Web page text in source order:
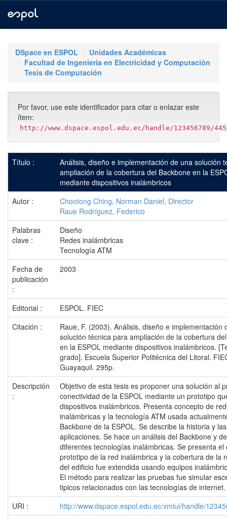
navigationDSpace en ESPOL
Unidades Académicas
Facultad de Ingeniería en Electricidad y Computación
Tesis de Computación
Por favor, use este identificador para citar o enlazar este
ítem:
http://www.dspace.espol.edu.ec/handle/123456789/
Título :
Análisis, diseño e implementación de una solución
ampliación de la cobertura del Backbone en la
mediante dispositivos inalámbricos
Autor :
Chootong Ching, Norman Daniel, Director
Raue Rodríguez, Federico
Palabras
clave :
Diseño
Redes inalámbricas
Tecnología ATM
Fecha de
publicación
:
2003
Editorial :
ESPOL. FIEC
Citación :
Raue, F. (2003). Análisis, diseño e implementación
solución técnica para ampliación de la cobertura
en la ESPOL mediante dispositivos inalámbricos.
grado]. Escuela Superior Politécnica del Litoral.
Guayaquil. 295p.
Descripción
:
Objetivo de esta tesis es proponer una solución al
conectividad de la ESPOL mediante un prototipo
dispositivos inalámbricos. Presenta concepto de
inalámbricas y la tecnología ATM usada
Backbone de la ESPOL. Se describe la historia y
aplicaciones. Se hace un análisis del Backbone y
diferentes tecnologías inalámbricas. Se presenta el
prototipo de la red inalámbrica y la cobertura de la
del edificio fue extendida usando equipos
El método para realizar las pruebas fue simular
tipicos relacionados con las tecnologías de internet.
URI :
http://www.dspace.espol.edu.ec/xmlui/handle/